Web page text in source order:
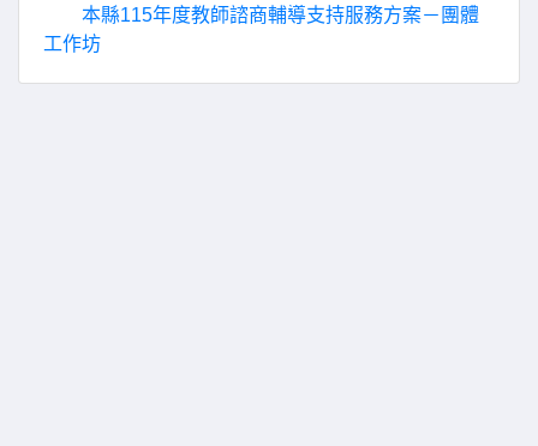
本縣115年度教師諮商輔導支持服務方案－團體
工作坊